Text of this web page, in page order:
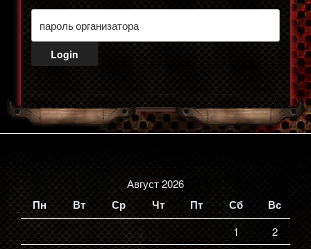
Август 2026
Пн Вт Ср Чт Пт Сб Вс
1
2